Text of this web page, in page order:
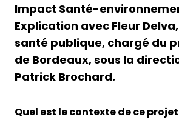
Impact Santé-
Explication avec Fleur
santé publique, chargé du
de Bordeaux, sous la
Patrick Brochard.
Quel est le contexte de ce projet